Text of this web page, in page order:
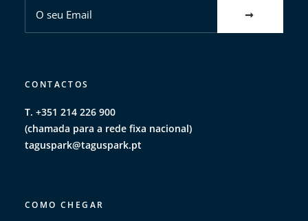
CONTACTOS
T. +351 214 226 900
(chamada para a rede fixa nacional)
taguspark@taguspark.pt
COMO CHEGAR